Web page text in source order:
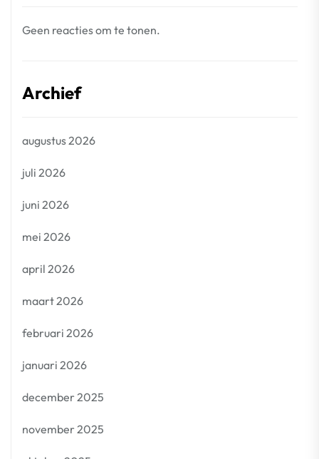
Geen reacties om te tonen.
Archief
augustus 2026
juli 2026
juni 2026
mei 2026
april 2026
maart 2026
februari 2026
januari 2026
december 2025
november 2025